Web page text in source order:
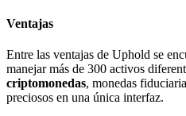
Ventajas
Entre las ventajas de Uphold se
manejar más de 300 activos
criptomonedas, monedas
preciosos en una única interfaz.